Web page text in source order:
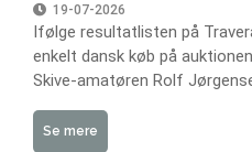
19-07-2026
Ifølge resultatlisten på
enkelt dansk køb på
Skive-amatøren Rolf
Se mere